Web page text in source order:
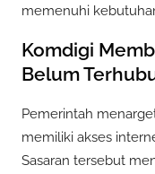
memenuhi
Komdigi
Belum
Pemerintah
memiliki akses
Sasaran tersebut